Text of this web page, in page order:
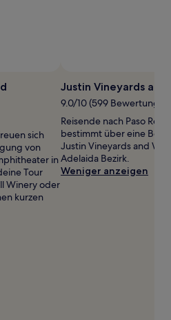
sich
von
in
Tour
Winery oder
kurzen
Justin Vineyards and
9.0/10 (599
Reisende nach Paso
bestimmt über eine
Justin Vineyards and
Adelaida Bezirk.
Weniger anzeigen